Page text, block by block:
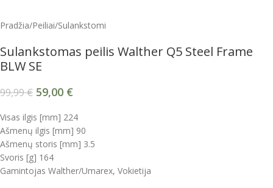
Pradžia/Peiliai/Sulankstomi
Sulankstomas peilis Walther Q5 Steel Frame
BLW SE
99,99€ 59,00 €
Visas ilgis [mm] 224
Ašmenų ilgis [mm] 90
Ašmenų storis [mm] 3.5
Svoris [g] 164
Gamintojas Walther/Umarex, Vokietija